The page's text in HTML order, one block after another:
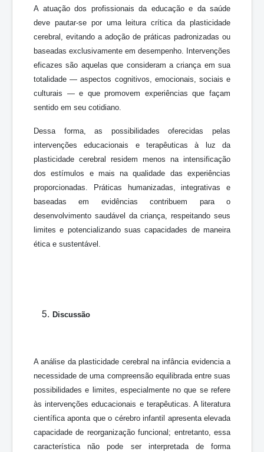
A atuação dos profissionais da educação e da saúde
deve pautar-se por uma leitura crítica da plasticidade
cerebral, evitando a adoção de práticas padronizadas ou
baseadas exclusivamente em desempenho. Intervenções
eficazes são aquelas que consideram a criança em sua
totalidade — aspectos cognitivos, emocionais, sociais e
culturais — e que promovem experiências que façam
sentido em seu cotidiano.
Dessa forma, as possibilidades oferecidas pelas
intervenções educacionais e terapêuticas à luz da
plasticidade cerebral residem menos na intensificação
dos estímulos e mais na qualidade das experiências
proporcionadas. Práticas humanizadas, integrativas e
baseadas em evidências contribuem para o
desenvolvimento saudável da criança, respeitando seus
limites e potencializando suas capacidades de maneira
ética e sustentável.
Discussão
A análise da plasticidade cerebral na infância evidencia a
necessidade de uma compreensão equilibrada entre suas
possibilidades e limites, especialmente no que se refere
às intervenções educacionais e terapêuticas. A literatura
científica aponta que o cérebro infantil apresenta elevada
capacidade de reorganização funcional; entretanto, essa
característica não pode ser interpretada de forma